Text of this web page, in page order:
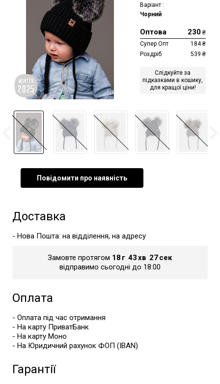
Варіант :
Чорний
Оптова 230 ₴
Супер Опт
184₴
Роздріб
539 ₴
Слідкуйте за
підказками в кошику,
для кращої ціни!
Повідомити про наявність
Доставка
- Нова Пошта: на відділення, на адресу
Замовте протягом 18 г 43хв 25сек
відправимо сьогодні до 18:00
Оплата
- Оплата під час отримання
- На карту ПриватБанк
- На карту Моно
- На Юридичний рахунок ФОП (IBAN)
Гарантії